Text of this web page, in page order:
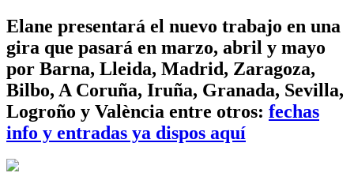
Elane presentará el nuevo trabajo en una
gira que pasará en marzo, abril y mayo
por Barna, Lleida, Madrid, Zaragoza,
Bilbo, A Coruña, Iruña, Granada, Sevilla,
Logroño y València entre otros: fechas
info y entradas ya dispos aquí